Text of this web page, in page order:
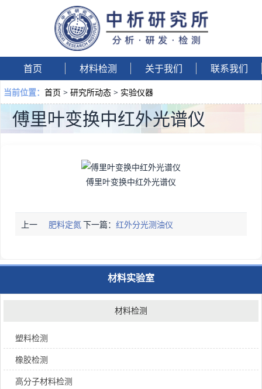
首页 材料检测 关于我们 联系我们
当前位置： 首页 > 研究所动态 > 实验仪器
傅里叶变换中红外光谱仪
傅里叶变换中红外光谱仪
上一 肥料定氮下一篇：红外分光测油仪
材料实验室
材料检测
塑料检测
橡胶检测
高分子材料检测